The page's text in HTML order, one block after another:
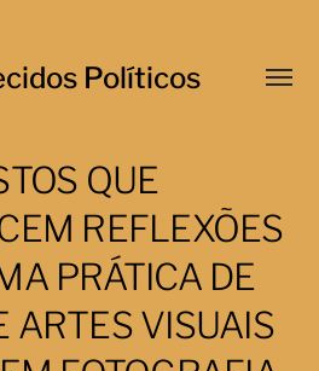
Políticos
Menu
QUE
REFLEXÕES
PRÁTICA DE
ARTES VISUAIS